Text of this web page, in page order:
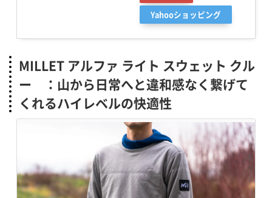
Yahooショッピング
MILLET アルファ ライト スウェット クル
ー ：山から日常へと違和感なく繋げて
くれるハイレベルの快適性